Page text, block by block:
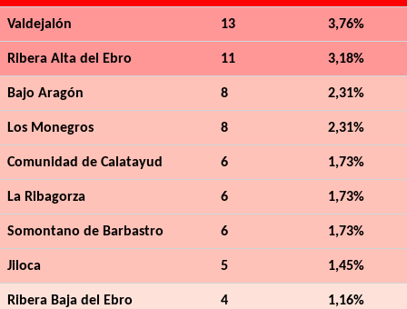
Valdejalón 13 3,76%
Ribera Alta del Ebro 11 3,18%
Bajo Aragón 8 2,31%
Los Monegros 8 2,31%
Comunidad de Calatayud 6 1,73%
La Ribagorza 6 1,73%
Somontano de Barbastro 6 1,73%
Jiloca 5 1,45%
Ribera Baja del Ebro 4 1,16%